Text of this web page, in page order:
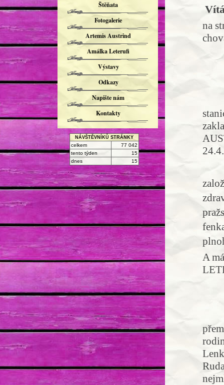
na
A
Štěňata
Fotogalerie
Artemis Austrind
Amálka Leterufi
Výstavy
Odkazy
Napište nám
Kontakty
NÁVŠTĚVNÍKŮ STRÁNKY
celkem
77 042
tento týden
15
dnes
15